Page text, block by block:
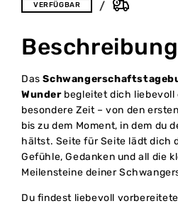
VERFÜGBAR
Beschreibung
Das
Wunder begleitet dich liebevoll
besondere Zeit – von den
bis zu dem Moment, in dem du
hältst. Seite für Seite lädt dich
Gefühle, Gedanken und all die
Meilensteine deiner
Du findest liebevoll